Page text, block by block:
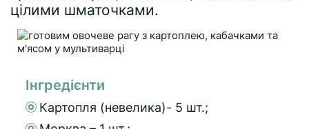
цілими шматочками.
Інгредієнти
Картопля (невелика)- 5 шт.;